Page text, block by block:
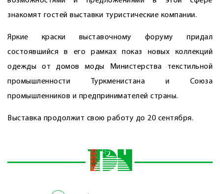
знакомят гостей выставки туристические компании.
Яркие краски выставочному форуму придал
состоявшийся в его рамках показ новых коллекций
одежды от домов моды Министерства текстильной
промышленности Туркменистана и Союза
промышленников и предпринимателей страны.
Выставка продолжит свою работу до 20 сентября.